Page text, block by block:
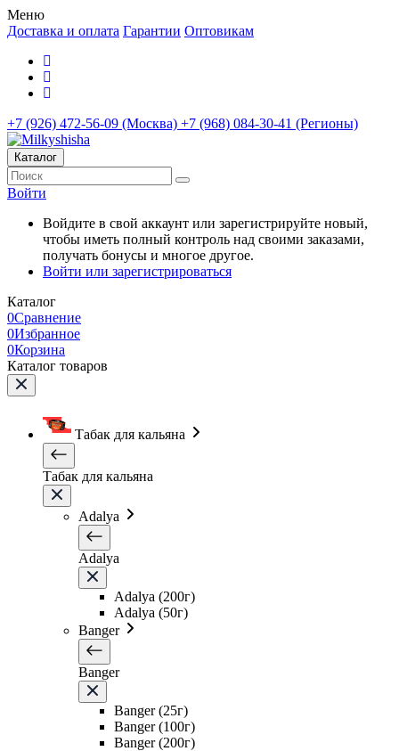
Меню
Доставка и оплата Гарантии Оптовикам
+7 (926) 472-56-09 (Москва) +7 (968) 084-30-41 (Регионы)
Каталог
Войти
Войдите в свой аккаунт или зарегистрируйте новый,
чтобы иметь полный контроль над своими заказами,
получать бонусы и многое другое.
Войти или зарегистрироваться
Каталог
0Сравнение
0Избранное
0Корзина
Каталог товаров
Табак для кальяна
Табак для кальяна
Adalya
Adalya
Adalya (200г)
Adalya (50г)
Banger
Banger
Banger (25г)
Banger (100г)
Banger (200г)